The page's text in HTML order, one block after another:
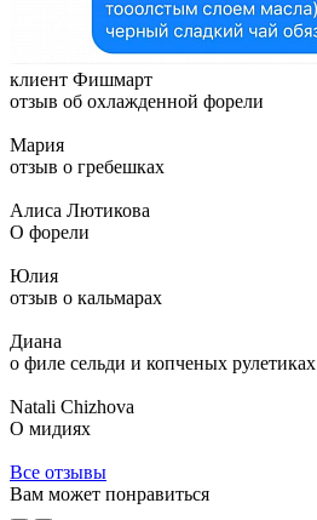
клиент Фишмарт
отзыв об охлажденной форели
Мария
отзыв о гребешках
Алиса Лютикова
О форели
Юлия
отзыв о кальмарах
Диана
о филе сельди и копченых рулетиках
Natali Chizhova
О мидиях
Все отзывы
Вам может понравиться